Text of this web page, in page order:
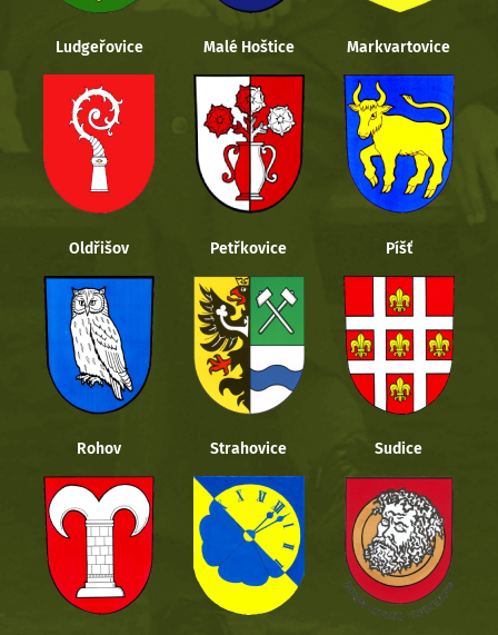
Ludgeřovice Malé Hoštice Markvartovice
Oldřišov Petřkovice Píšť
Rohov Strahovice Sudice